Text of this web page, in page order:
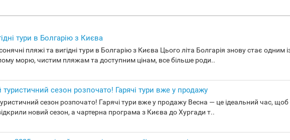
тури в Болгарію з Києва
пляжі та вигідні тури в Болгарію з Києва Цього літа Болгарія знову стає
морю, чистим пляжам та доступним цінам, все більше роди..
сезон розпочато! Гарячі тури вже у продажу
сезон розпочато! Гарячі тури вже у продажу Весна — це ідеальний час,
новий сезон, а чартерна програма з Києва до Хургади т..